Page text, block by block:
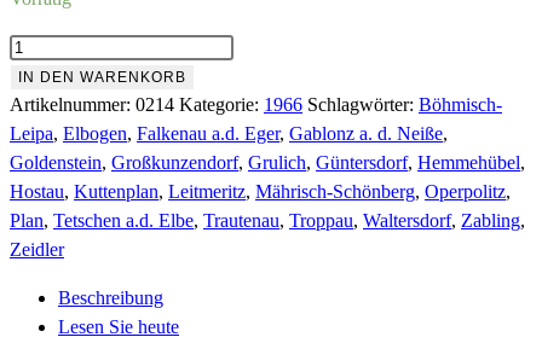
Nr.214
Februar
1966
Menge
IN DEN WARENKORB
Artikelnummer: 0214 Kategorie: 1966 Schlagwörter: Böhmisch-
Leipa, Elbogen, Falkenau a.d. Eger, Gablonz a. d. Neiße,
Goldenstein, Großkunzendorf, Grulich, Güntersdorf, Hemmehübel,
Hostau, Kuttenplan, Leitmeritz, Mährisch-Schönberg, Operpolitz,
Plan, Tetschen a.d. Elbe, Trautenau, Troppau, Waltersdorf, Zabling,
Zeidler
Beschreibung
Lesen Sie heute